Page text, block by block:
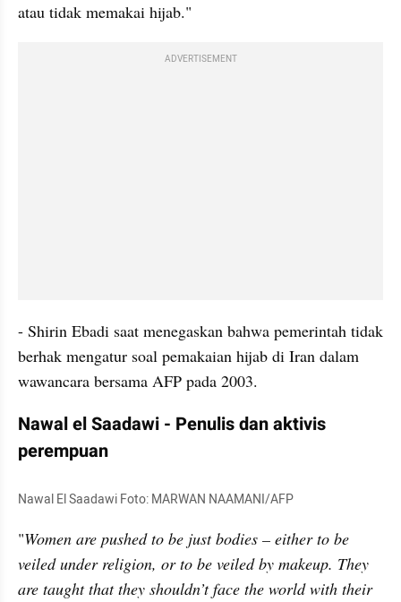
atau tidak memakai hijab."
ADVERTISEMENT
- Shirin Ebadi saat menegaskan bahwa pemerintah tidak
berhak mengatur soal pemakaian hijab di Iran dalam
wawancara bersama AFP pada 2003.
Nawal el Saadawi - Penulis dan aktivis
perempuan
Nawal El Saadawi Foto: MARWAN NAAMANI/AFP
"Women are pushed to be just bodies – either to be
veiled under religion, or to be veiled by makeup. They
are taught that they shouldn’t face the world with their